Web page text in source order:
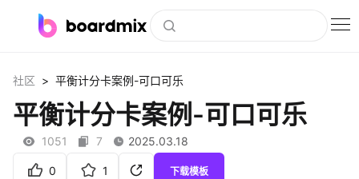
社区资源
下载
社区 > 平衡计分卡案例-可口可乐
平衡计分卡案例-可口可乐
1051 7 2025.03.18
0 1 下载模板